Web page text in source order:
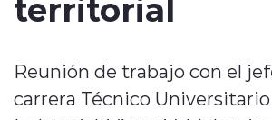
Reunión de trabajo con el
carrera Técnico